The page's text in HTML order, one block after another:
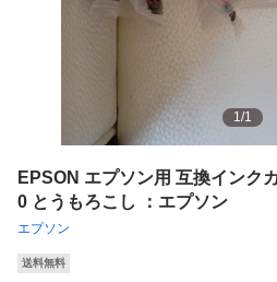
1/1
EPSON エプソン用 互換インク
0 とうもろこし ：エプソン
エプソン
送料無料